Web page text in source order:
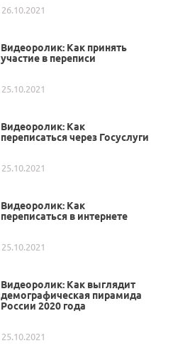
26.10.2021
Видеоролик: Как принять
участие в переписи
25.10.2021
Видеоролик: Как
переписаться через Госуслуги
25.10.2021
Видеоролик: Как
переписаться в интернете
25.10.2021
Видеоролик: Как выглядит
демографическая пирамида
России 2020 года
25.10.2021